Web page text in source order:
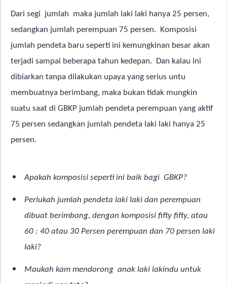
Dari segi jumlah maka jumlah laki laki hanya 25 persen,
sedangkan jumlah perempuan 75 persen.
Komposisi
jumlah pendeta baru seperti ini kemungkinan besar akan
terjadi sampai beberapa tahun kedepan.
Dan kalau ini
dibiarkan tanpa dilakukan upaya yang serius untu
membuatnya berimbang, maka bukan tidak mungkin
suatu saat di GBKP jumlah pendeta perempuan yang aktif
75 persen sedangkan jumlah pendeta laki laki hanya 25
persen.
Apakah komposisi seperti ini baik bagi GBKP?
Perlukah jumlah pendeta laki laki dan perempuan
dibuat berimbang, dengan komposisi fifty fifty, atau
60 : 40 atau 30 Persen perempuan dan 70 persen laki
laki?
Maukah kam mendorong anak laki lakindu untuk